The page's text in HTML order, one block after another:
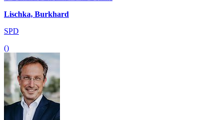
Lischka, Burkhard
SPD
()